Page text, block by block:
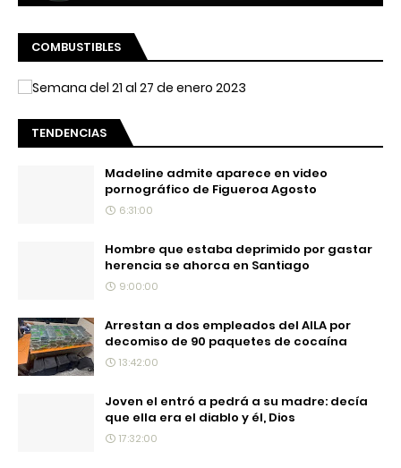
COMBUSTIBLES
TENDENCIAS
Madeline admite aparece en video
pornográfico de Figueroa Agosto
6:31:00
Hombre que estaba deprimido por gastar
herencia se ahorca en Santiago
9:00:00
Arrestan a dos empleados del AILA por
decomiso de 90 paquetes de cocaína
13:42:00
Joven el entró a pedrá a su madre: decía
que ella era el diablo y él, Dios
17:32:00